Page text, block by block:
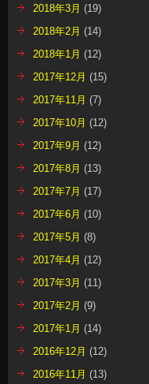
2018年3月 (19)
2018年2月 (14)
2018年1月 (12)
2017年12月 (15)
2017年11月 (7)
2017年10月 (12)
2017年9月 (12)
2017年8月 (13)
2017年7月 (17)
2017年6月 (10)
2017年5月 (8)
2017年4月 (12)
2017年3月 (11)
2017年2月 (9)
2017年1月 (14)
2016年12月 (12)
2016年11月 (13)